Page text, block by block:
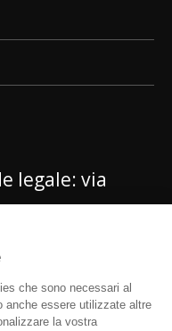
legale: via
Bari (BA) Tel.
P.IVA: